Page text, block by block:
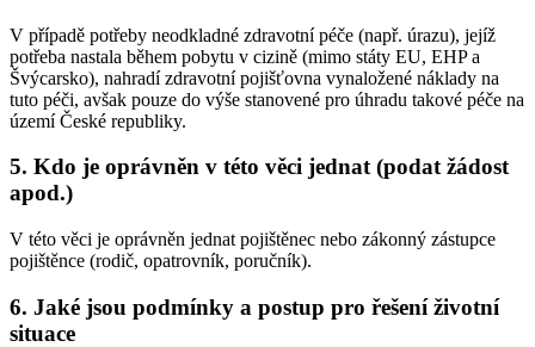
V případě potřeby neodkladné zdravotní péče (např. úrazu), jejíž
potřeba nastala během pobytu v cizině (mimo státy EU, EHP a
Švýcarsko), nahradí zdravotní pojišťovna vynaložené náklady na
tuto péči, avšak pouze do výše stanovené pro úhradu takové péče na
území České republiky.
5. Kdo je oprávněn v této věci jednat (podat žádost
apod.)
V této věci je oprávněn jednat pojištěnec nebo zákonný zástupce
pojištěnce (rodič, opatrovník, poručník).
6. Jaké jsou podmínky a postup pro řešení životní
situace